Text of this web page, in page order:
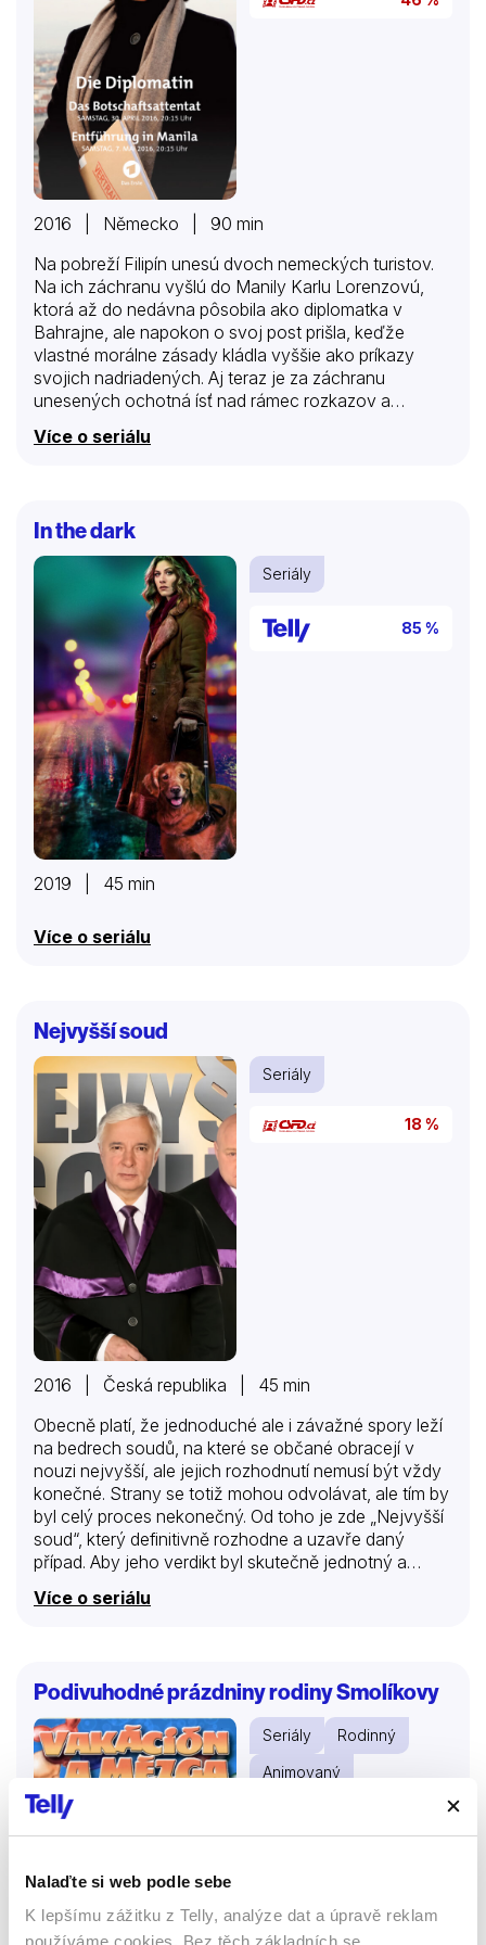
Nalaďte si web podle sebe
K lepšímu zážitku z Telly, analýze dat a úpravě reklam
používáme cookies. Bez těch základních se
2016 | Německo | 90 min
Na pobreží Filipín unesú dvoch nemeckých turistov.
Na ich záchranu vyšlú do Manily Karlu Lorenzovú,
ktorá až do nedávna pôsobila ako diplomatka v
Bahrajne, ale napokon o svoj post prišla, keďže
vlastné morálne zásady kládla vyššie ako príkazy
svojich nadriadených. Aj teraz je za záchranu
unesených ochotná ísť nad rámec rozkazov a
Více o seriálu
In the dark
Seriály
85 %
2019 | 45 min
Více o seriálu
Nejvyšší soud
Seriály
18 %
2016 | Česká republika | 45 min
Obecně platí, že jednoduché ale i závažné spory leží
na bedrech soudů, na které se občané obracejí v
nouzi nejvyšší, ale jejich rozhodnutí nemusí být vždy
konečné. Strany se totiž mohou odvolávat, ale tím by
byl celý proces nekonečný. Od toho je zde „Nejvyšší
soud“, který definitivně rozhodne a uzavře daný
případ. Aby jeho verdikt byl skutečně jednotný a
který v příbězích pořadu Nejvyšší soud zastává
rozhodnout a ukončit mnohdy vleklé soudní spory. Po
vyslechnutí svědků a shrnutí všech dostupných
informací nastává společná porada, po které
následuje závěrečný rozsudek.
Více o seriálu
Podivuhodné prázdniny rodiny Smolíkovy
Seriály
Rodinný
Animovaný